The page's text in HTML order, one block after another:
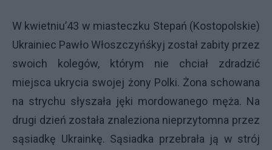
W kwietniu’43 w miasteczku Stepań (Kostopolskie)
Ukrainiec Pawło Włoszczyńśkyj został zabity przez
swoich kolegów, którym nie chciał zdradzić
miejsca ukrycia swojej żony Polki. Żona schowana
na strychu słyszała jęki mordowanego męża. Na
drugi dzień została znaleziona nieprzytomna przez
sąsiadkę Ukrainkę. Sąsiadka przebrała ją w strój